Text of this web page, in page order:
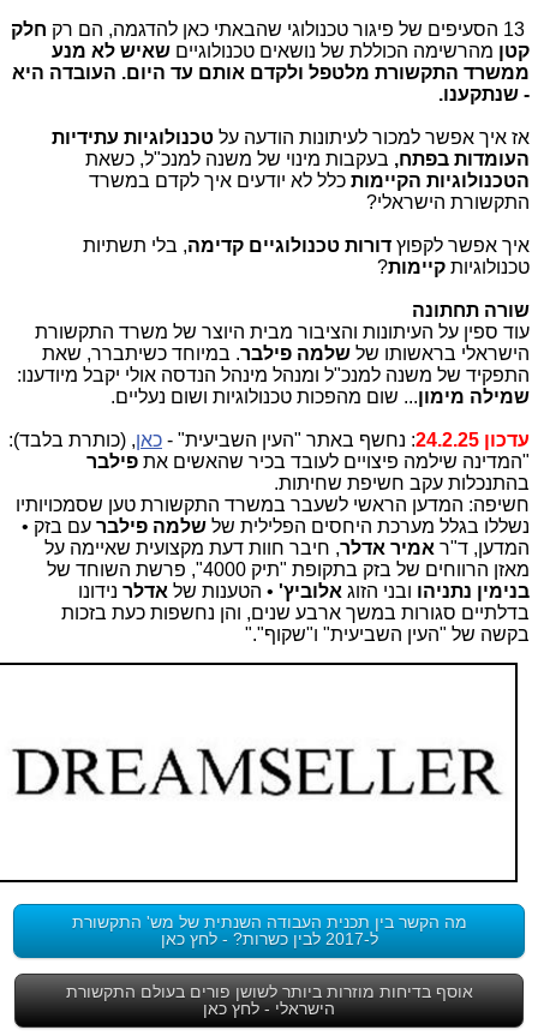
חלק
קטןמהרשימה הכוללת של נושאים טכנולוגיים שאיש לא מנע
ממשרד התקשורת מלטפל ולקדם אותם עד היום. העובדה היא
- שנתקענו.
אז איך אפשר למכור לעיתונות הודעה על טכנולוגיות עתידיות
העומדות בפתח,בעקבות מינוי של משנה למנכ"ל, כשאת
הטכנולוגיות הקיימותכלל לא יודעים איך לקדם במשרד
התקשורת הישראלי?
איך אפשר לקפוץ דורות טכנולוגיים קדימה, בלי תשתיות
טכנולוגיות קיימות?
שורה תחתונה
עוד ספין על העיתונות והציבור מבית היוצר של משרד התקשורת
הישראלי בראשותו של שלמה פילבר. במיוחד כשיתברר, שאת
התפקיד של משנה למנכ"ל ומנהל מינהל הנדסה אולי יקבל מיודענו:
שמילה מימון... שום מהפכות טכנולוגיות ושום נעליים.
עדכון 24.2.25 : נחשף באתר "העין השביעית" - כאן, (כותרת בלבד):
"המדינה שילמה פיצויים לעובד בכיר שהאשים את פילבר
בהתנכלות עקב חשיפת שחיתות.
חשיפה: המדען הראשי לשעבר במשרד התקשורת טען שסמכויותיו
נשללו בגלל מערכת היחסים הפלילית של שלמה פילברעם בזק •
המדען, ד"ר אמיר אדלר, חיבר חוות דעת מקצועית שאיימה על
מאזן הרווחים של בזק בתקופת "תיק 4000", פרשת השוחד של
בנימין נתניהוובני הזוג אלוביץ'• הטענות של אדלר נידונו
בדלתיים סגורות במשך ארבע שנים, והן נחשפות כעת בזכות
בקשה של "העין השביעית" ו"שקוף"."
מה הקשר בין תכנית העבודה השנתית של מש' התקשורת
ל-2017 לבין כשרות? - לחץ כאן
אוסף בדיחות מוזרות ביותר לשושן פורים בעולם התקשורת
הישראלי - לחץ כאן